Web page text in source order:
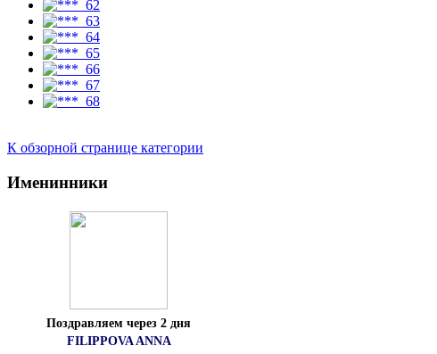
К обзорной странице категории
Именинники
Поздравляем через 2 дня
FILIPPOVA ANNA